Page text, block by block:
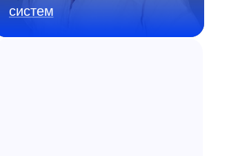
систем